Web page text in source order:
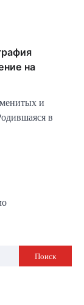
на
и
в
Поиск